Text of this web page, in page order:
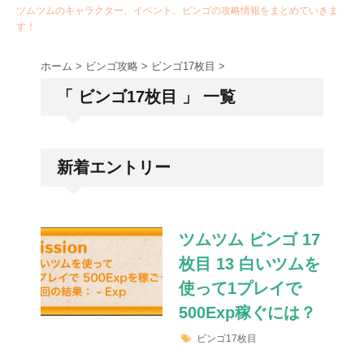
ツムツムのキャラクター、イベント、ビンゴの攻略情報をまとめていきま
す！
ホーム > ビンゴ攻略 > ビンゴ17枚目 >
「 ビンゴ17枚目 」 一覧
新着エントリー
ツムツム ビンゴ 17
枚目 13 白いツムを
使って1プレイで
500Exp稼ぐには？
ビンゴ17枚目